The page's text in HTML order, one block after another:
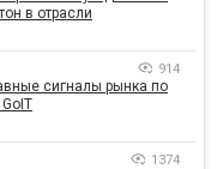
в отрасли
914
сигналы рынка по
1374